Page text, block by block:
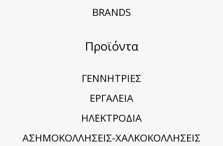
BRANDS
Προϊόντα
ΓΕΝΝΗΤΡΙΕΣ
ΕΡΓΑΛΕΙΑ
ΗΛΕΚΤΡΟΔΙΑ
ΑΣΗΜΟΚΟΛΛΗΣΕΙΣ-ΧΑΛΚΟΚΟΛΛΗΣΕΙΣ